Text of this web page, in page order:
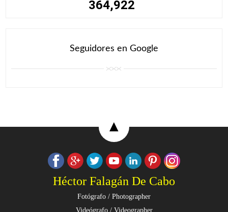
364,922
Seguidores en Google
▲
Héctor Falagán De Cabo
Fotógrafo / Photographer
Videógrafo / Videographer